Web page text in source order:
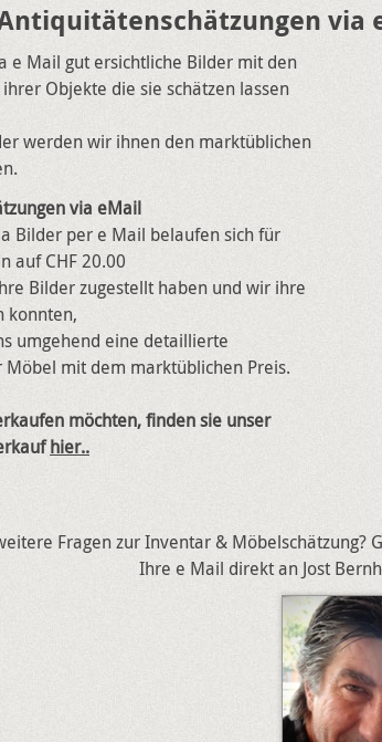
via
e Mail gut ersichtliche Bilder mit den
Objekte die sie schätzen lassen
werden wir ihnen den marktüblichen
via eMail
Bilder per e Mail belaufen sich für
auf CHF 20.00
Bilder zugestellt haben und wir ihre
konnten,
umgehend eine detaillierte
Möbel mit dem marktüblichen Preis.
möchten, finden sie unser
hier..
Fragen zur Inventar &
Ihre e Mail direkt an Jost